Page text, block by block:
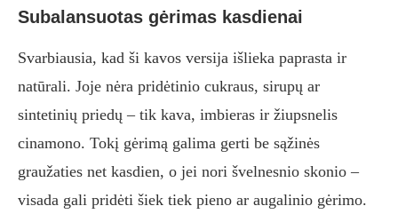
Subalansuotas gėrimas kasdienai
Svarbiausia, kad ši kavos versija išlieka paprasta ir
natūrali. Joje nėra pridėtinio cukraus, sirupų ar
sintetinių priedų – tik kava, imbieras ir žiupsnelis
cinamono. Tokį gėrimą galima gerti be sąžinės
graužaties net kasdien, o jei nori švelnesnio skonio –
visada gali pridėti šiek tiek pieno ar augalinio gėrimo.